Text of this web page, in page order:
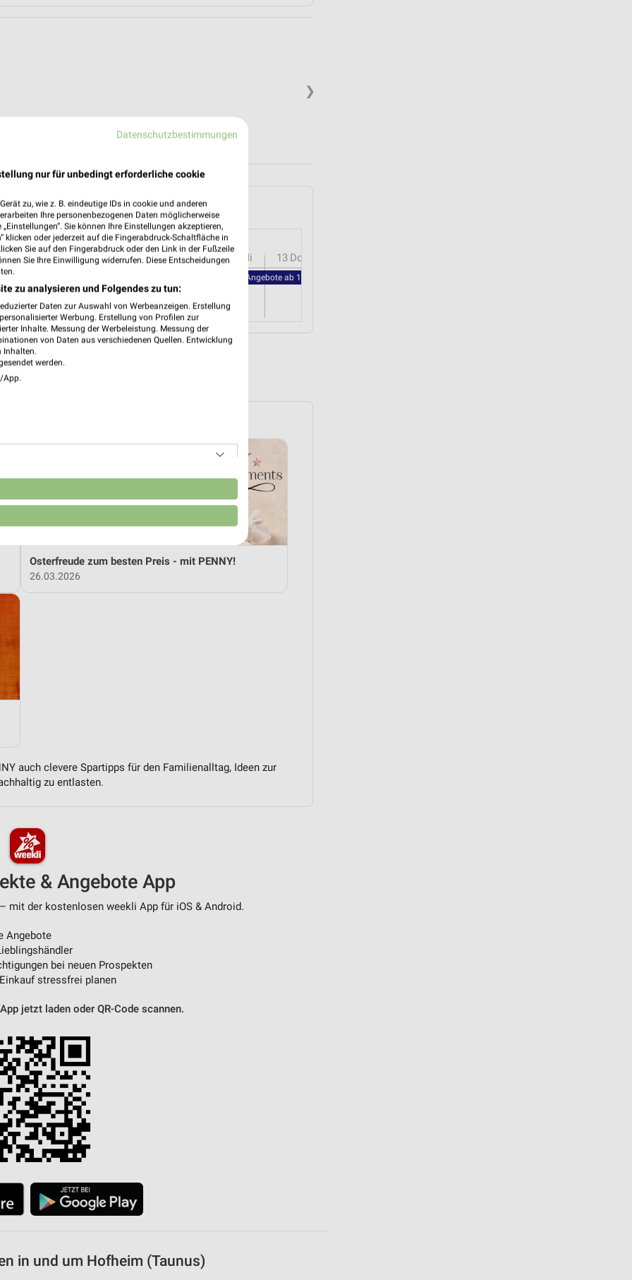
❯
(Taunus) und Umgebung
08Sa 09 So 10Mo 11Di 12 Mi 13 Do
PENNY - Angebote ab 10.08.
PROSPEKTE
Osterfreude zum besten Preis - mit PENNY!
26.03.2026
auch clevere Spartipps für den Familienalltag, Ideen zur
zu entlasten.
& Angebote App
mit der kostenlosen weekli App für iOS & Android.
Angebote
bei neuen Prospekten
stressfrei planen
jetzt laden oder QR-Code scannen.
in und um Hofheim (Taunus)
Datenschutzbestimmungen
nur für unbedingt erforderliche cookie
zu, wie z. B. eindeutige IDs in cookie und anderen
Ihre personenbezogenen Daten möglicherweise
Sie können Ihre Einstellungen akzeptieren,
klicken oder jederzeit auf die Fingerabdruck-Schaltfläche in
Sie auf den Fingerabdruck oder den Link in der Fußzeile
Sie Ihre Einwilligung widerrufen. Diese Entscheidungen
zu analysieren und Folgendes zu tun:
Daten zur Auswahl von Werbeanzeigen. Erstellung
Werbung. Erstellung von Profilen zur
Inhalte. Messung der Werbeleistung. Messung der
von Daten aus verschiedenen Quellen. Entwicklung
Inhalten.
werden.
App.
Daten aus verschiedenen